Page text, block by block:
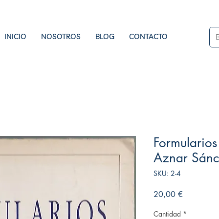
INICIO NOSOTROS BLOG CONTACTO
Aznar
SKU: 2-4
20,00 €
Cantidad *